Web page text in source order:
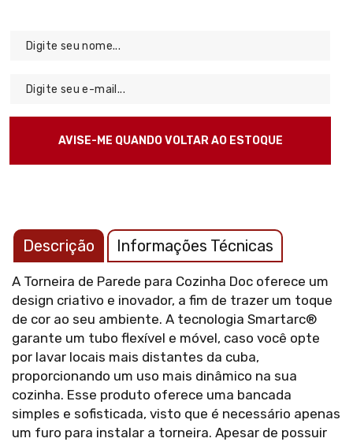
Descrição Informações Técnicas
A Torneira de Parede para Cozinha Doc oferece um
design criativo e inovador, a fim de trazer um toque
de cor ao seu ambiente. A tecnologia Smartarc®
garante um tubo flexível e móvel, caso você opte
por lavar locais mais distantes da cuba,
proporcionando um uso mais dinâmico na sua
cozinha. Esse produto oferece uma bancada
simples e sofisticada, visto que é necessário apenas
um furo para instalar a torneira. Apesar de possuir